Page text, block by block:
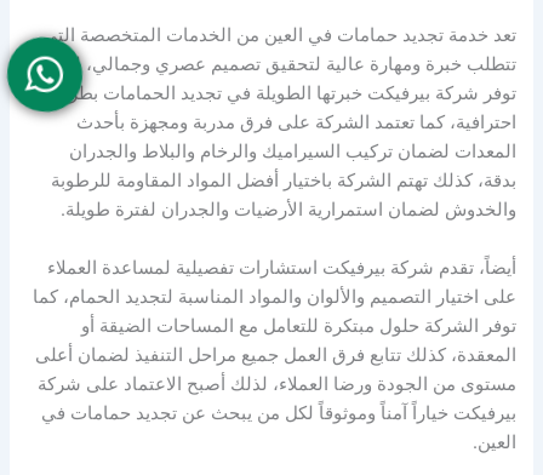
تعد خدمة تجديد حمامات في العين من الخدمات المتخصصة التي
تتطلب خبرة ومهارة عالية لتحقيق تصميم عصري وجمالي، لذلك
توفر شركة بيرفيكت خبرتها الطويلة في تجديد الحمامات بطريقة
احترافية، كما تعتمد الشركة على فرق مدربة ومجهزة بأحدث
المعدات لضمان تركيب السيراميك والرخام والبلاط والجدران
بدقة، كذلك تهتم الشركة باختيار أفضل المواد المقاومة للرطوبة
والخدوش لضمان استمرارية الأرضيات والجدران لفترة طويلة.
أيضاً، تقدم شركة بيرفيكت استشارات تفصيلية لمساعدة العملاء
على اختيار التصميم والألوان والمواد المناسبة لتجديد الحمام، كما
توفر الشركة حلول مبتكرة للتعامل مع المساحات الضيقة أو
المعقدة، كذلك تتابع فرق العمل جميع مراحل التنفيذ لضمان أعلى
مستوى من الجودة ورضا العملاء، لذلك أصبح الاعتماد على شركة
بيرفيكت خياراً آمناً وموثوقاً لكل من يبحث عن تجديد حمامات في
العين.